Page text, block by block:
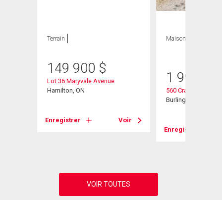
Terrain
149 900 $
Lot 36 Maryvale Avenue
Hamilton, ON
Enregistrer Voir
Maison
1 999
560 Crane Court
Burlington, ON
Enregistrer